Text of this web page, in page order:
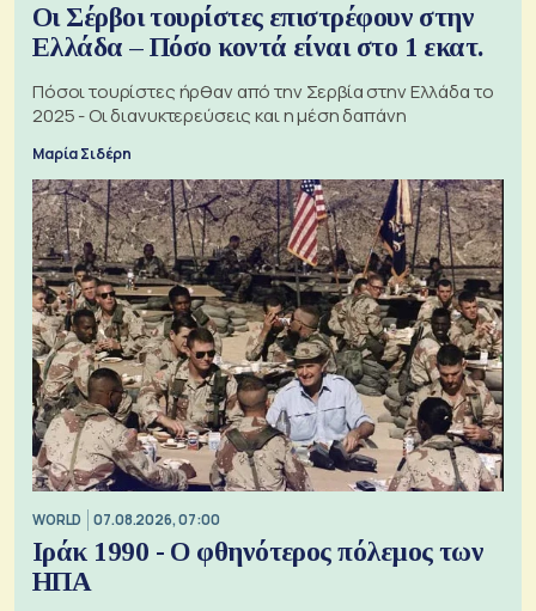
Οι Σέρβοι τουρίστες επιστρέφουν στην
Ελλάδα – Πόσο κοντά είναι στο 1 εκατ.
Πόσοι τουρίστες ήρθαν από την Σερβία στην Ελλάδα το
2025 - Οι διανυκτερεύσεις και η μέση δαπάνη
Μαρία Σιδέρη
WORLD 07.08.2026, 07:00
Ιράκ 1990 - Ο φθηνότερος πόλεμος των
ΗΠΑ